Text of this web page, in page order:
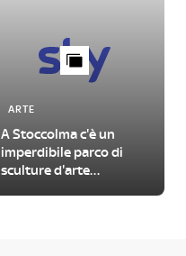
ARTE
A Stoccolma c'è un
imperdibile parco di
sculture d'arte